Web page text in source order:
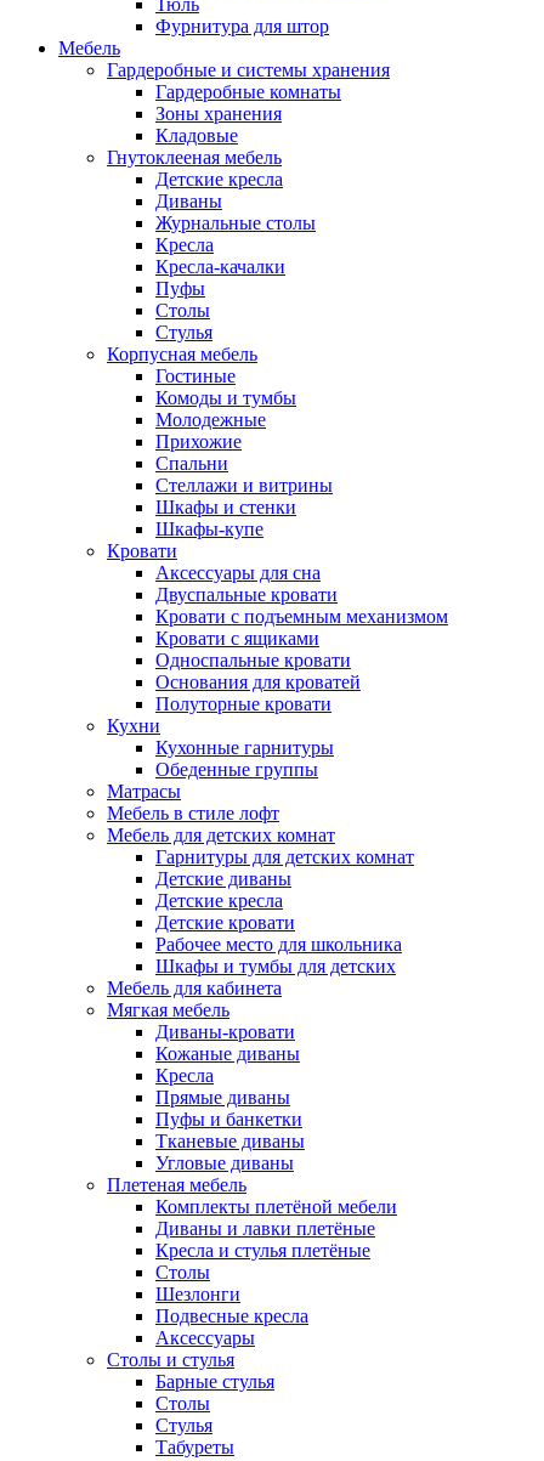
Тюль
Фурнитура для штор
Мебель
Гардеробные и системы хранения
Гардеробные комнаты
Зоны хранения
Кладовые
Гнутоклееная мебель
Детские кресла
Диваны
Журнальные столы
Кресла
Кресла-качалки
Пуфы
Столы
Стулья
Корпусная мебель
Гостиные
Комоды и тумбы
Молодежные
Прихожие
Спальни
Стеллажи и витрины
Шкафы и стенки
Шкафы-купе
Кровати
Аксессуары для сна
Двуспальные кровати
Кровати с подъемным механизмом
Кровати с ящиками
Односпальные кровати
Основания для кроватей
Полуторные кровати
Кухни
Кухонные гарнитуры
Обеденные группы
Матрасы
Мебель в стиле лофт
Мебель для детских комнат
Гарнитуры для детских комнат
Детские диваны
Детские кресла
Детские кровати
Рабочее место для школьника
Шкафы и тумбы для детских
Мебель для кабинета
Мягкая мебель
Диваны-кровати
Кожаные диваны
Кресла
Прямые диваны
Пуфы и банкетки
Тканевые диваны
Угловые диваны
Плетеная мебель
Комплекты плетёной мебели
Диваны и лавки плетёные
Кресла и стулья плетёные
Столы
Шезлонги
Подвесные кресла
Аксессуары
Столы и стулья
Барные стулья
Столы
Стулья
Табуреты